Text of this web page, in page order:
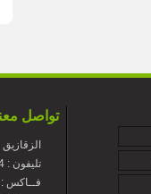
تواصل
+تليفون : 2245274 (55) 20
+فــاكس : 2221688 (55) 20